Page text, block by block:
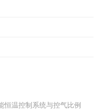
温控制系统与控气比例